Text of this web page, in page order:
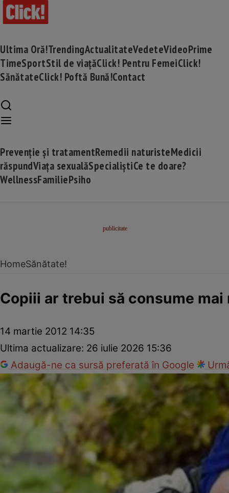
Ultima Oră!TrendingActualitateVedeteVideoPrime
TimeSportStil de viațăClick! Pentru FemeiClick!
SănătateClick! Poftă Bună!Contact
Prevenție și tratamentRemedii naturisteMedicii
răspundViața sexualăSpecialiștiCe te doare?
WellnessFamiliePsiho
HomeSănătate!
Copiii ar trebui să consume
14 martie 2012 14:35
Ultima actualizare: 26 iulie 2026 15:36
Adaugă-ne ca sursă preferată în Google